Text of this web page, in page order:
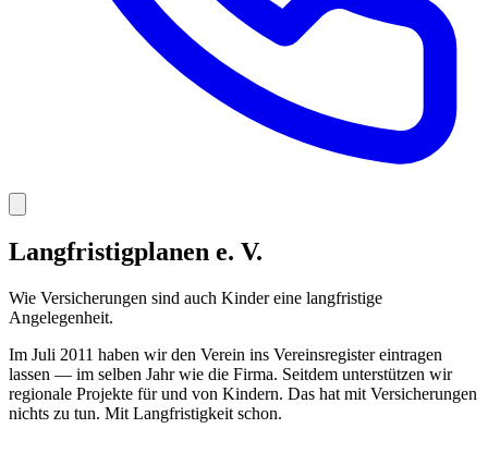
Langfristigplanen e. V.
Wie Versicherungen sind auch Kinder eine langfristige
Angelegenheit.
Im Juli 2011 haben wir den Verein ins Vereinsregister eintragen
lassen — im selben Jahr wie die Firma. Seitdem unterstützen wir
regionale Projekte für und von Kindern. Das hat mit Versicherungen
nichts zu tun. Mit Langfristigkeit schon.